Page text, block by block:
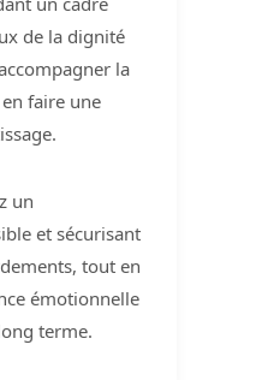
de la dignité
la
faire une
un
et sécurisant
tout en
émotionnelle
terme.